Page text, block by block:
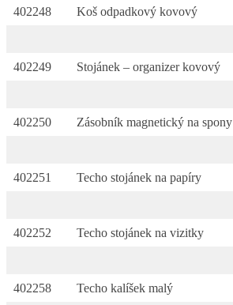
402248 Koš odpadkový kovový
402249 Stojánek – organizer kovový
402250 Zásobník magnetický na spony
402251 Techo stojánek na papíry
402252 Techo stojánek na vizitky
402258 Techo kalíšek malý